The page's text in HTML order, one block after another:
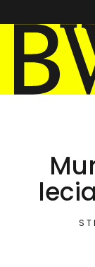
BWA Wrocław
Galerie